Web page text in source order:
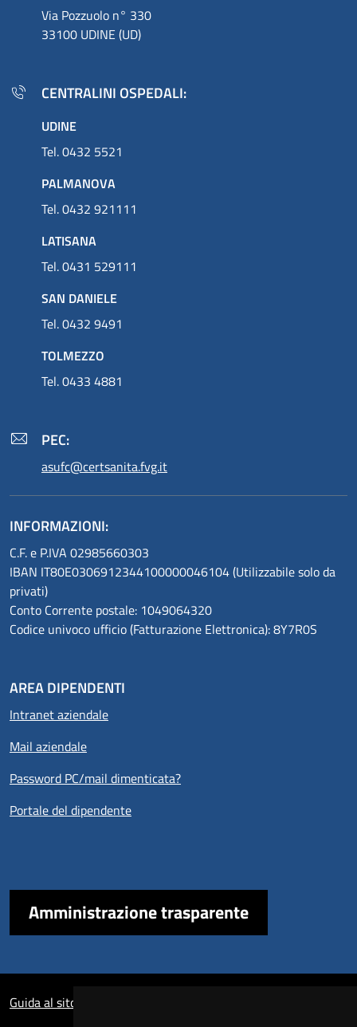
Via Pozzuolo n° 330
33100 UDINE (UD)
CENTRALINI OSPEDALI:
UDINE
Tel. 0432 5521
PALMANOVA
Tel. 0432 921111
LATISANA
Tel. 0431 529111
SAN DANIELE
Tel. 0432 9491
TOLMEZZO
Tel. 0433 4881
PEC:
asufc@certsanita.fvg.it
INFORMAZIONI:
C.F. e P.IVA 02985660303
IBAN IT80E0306912344100000046104 (Utilizzabile solo da
privati)
Conto Corrente postale: 1049064320
Codice univoco ufficio (Fatturazione Elettronica): 8Y7R0S
AREA DIPENDENTI
Intranet aziendale
Mail aziendale
Password PC/mail dimenticata?
Portale del dipendente
Amministrazione trasparente
Guida al sito